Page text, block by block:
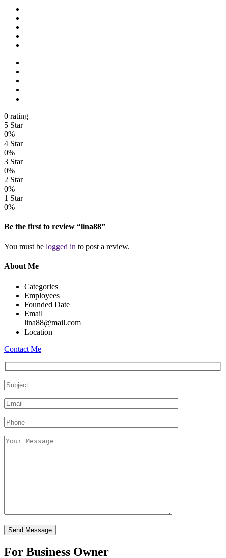
0 rating
5 Star
0%
4 Star
0%
3 Star
0%
2 Star
0%
1 Star
0%
Be the first to review “lina88”
You must be logged in to post a review.
About Me
Categories
Employees
Founded Date
Email
lina88@mail.com
Location
Contact Me
For Business Owner